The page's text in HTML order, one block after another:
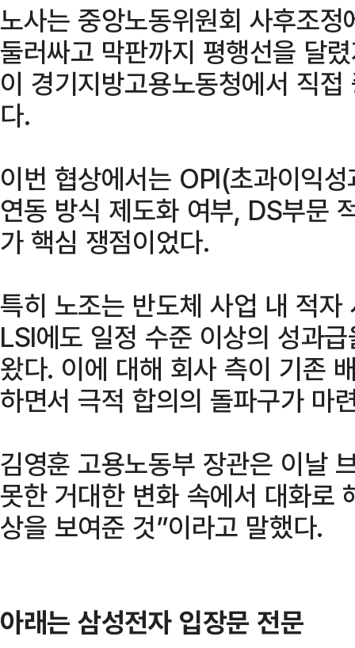
노사는 중앙노동위원회 사후조
둘러싸고 막판까지 평행선을 달
이 경기지방고용노동청에서 직
다.
이번 협상에서는 OPI(초과이익
연동 방식 제도화 여부, DS부문
가 핵심 쟁점이었다.
특히 노조는 반도체 사업 내 적
LSI에도 일정 수준 이상의 성과
왔다. 이에 대해 회사 측이 기존
하면서 극적 합의의 돌파구가 마
김영훈 고용노동부 장관은 이날
못한 거대한 변화 속에서 대화로
상을 보여준 것”이라고 말했다.
아래는 삼성전자 입장문 전문